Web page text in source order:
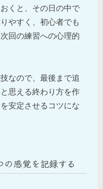
くと、その日の中で
やすく、初心者でも
回の練習への心理的
なので、最後まで追
思える終わり方を作
安定させるコツにな
感覚を記録する